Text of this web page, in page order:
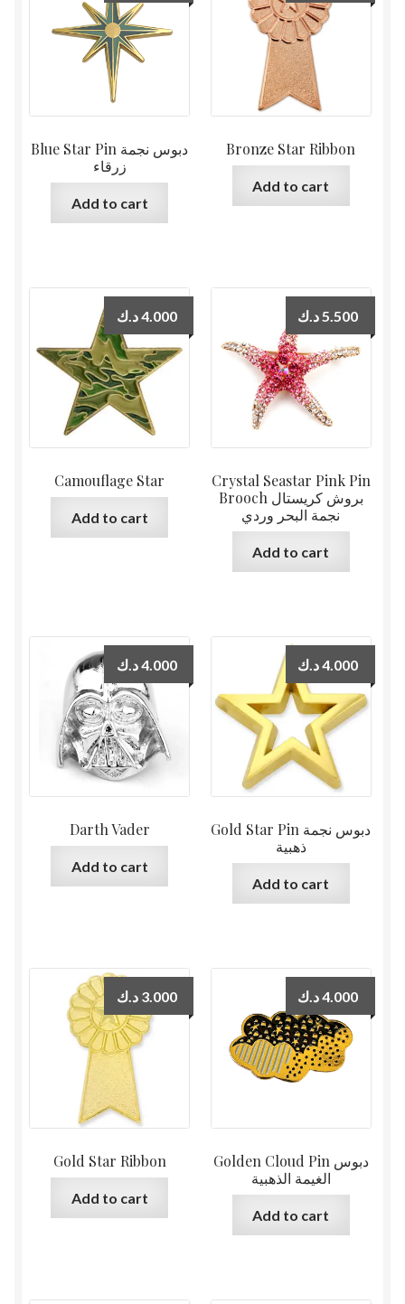
Blue Star Pin دبوس نجمة
زرقاء
Add to cart
Bronze Star Ribbon
Add to cart
Camouflage Star
4.000د.ك
Add to cart
Crystal Seastar Pink Pin
Brooch بروش كريستال
نجمة البحر وردي
5.500 د.ك
Add to cart
Darth Vader
4.000د.ك
Add to cart
Gold Star Pin دبوس نجمة
ذهبية
4.000د.ك
Add to cart
Gold Star Ribbon
3.000 د.ك
Add to cart
Golden Cloud Pin دبوس
الغيمة الذهبية
4.000د.ك
Add to cart